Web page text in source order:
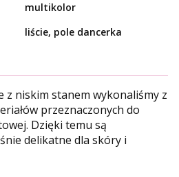
multikolor
liście, pole dancerka
z niskim stanem wykonaliśmy z
przeznaczonych do
Dzięki temu są
delikatne dla skóry i